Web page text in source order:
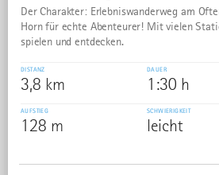
Der Charakter: Erlebniswanderweg am
Horn für echte Abenteurer! Mit vielen
spielen und entdecken.
DISTANZ
3,8 km
DAUER
1:30 h
AUFSTIEG
128 m
SCHWIERIGKEIT
leicht